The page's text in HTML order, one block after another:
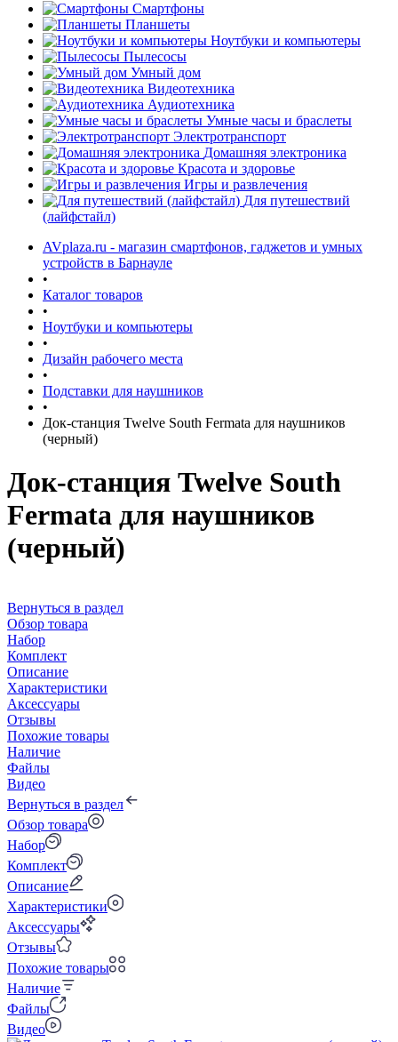
Смартфоны
Планшеты
Ноутбуки и компьютеры
Пылесосы
Умный дом
Видеотехника
Аудиотехника
Умные часы и браслеты
Электротранспорт
Домашняя электроника
Красота и здоровье
Игры и развлечения
Для путешествий
(лайфстайл)
AVplaza.ru - магазин смартфонов, гаджетов и умных
устройств в Барнауле
•
Каталог товаров
•
Ноутбуки и компьютеры
•
Дизайн рабочего места
•
Подставки для наушников
•
Док-станция Twelve South Fermata для наушников
(черный)
Док-станция Twelve South
Fermata для наушников
(черный)
Вернуться в раздел
Обзор товара
Набор
Комплект
Описание
Характеристики
Аксессуары
Отзывы
Похожие товары
Наличие
Файлы
Видео
Вернуться в раздел
Обзор товара
Набор
Комплект
Описание
Характеристики
Аксессуары
Отзывы
Похожие товары
Наличие
Файлы
Видео
раз в 2 недели